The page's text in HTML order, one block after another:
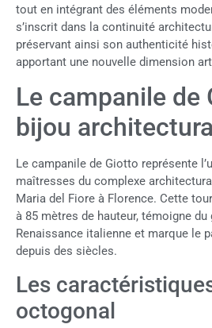
tout en intégrant des éléments
s’inscrit dans la continuité
préservant ainsi son authenticité
apportant une nouvelle dimension
Le campanile de
bijou
Le campanile de Giotto représente
maîtresses du complexe
Maria del Fiore à Florence. Cette
à 85 mètres de hauteur, témoigne
Renaissance italienne et marque le
depuis des siècles.
Les
octogonal